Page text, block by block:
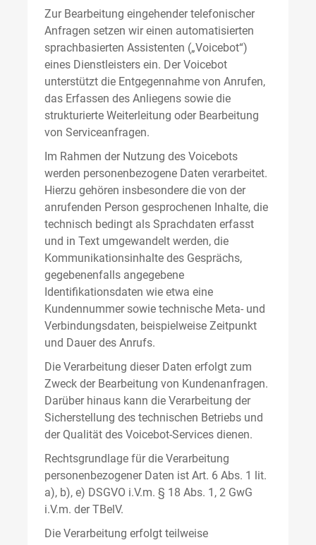
Zur Bearbeitung eingehender telefonischer
Anfragen setzen wir einen automatisierten
sprachbasierten Assistenten („Voicebot“)
eines Dienstleisters ein. Der Voicebot
unterstützt die Entgegennahme von Anrufen,
das Erfassen des Anliegens sowie die
strukturierte Weiterleitung oder Bearbeitung
von Serviceanfragen.
Im Rahmen der Nutzung des Voicebots
werden personenbezogene Daten verarbeitet.
Hierzu gehören insbesondere die von der
anrufenden Person gesprochenen Inhalte, die
technisch bedingt als Sprachdaten erfasst
und in Text umgewandelt werden, die
Kommunikationsinhalte des Gesprächs,
gegebenenfalls angegebene
Identifikationsdaten wie etwa eine
Kundennummer sowie technische Meta- und
Verbindungsdaten, beispielweise Zeitpunkt
und Dauer des Anrufs.
Die Verarbeitung dieser Daten erfolgt zum
Zweck der Bearbeitung von Kundenanfragen.
Darüber hinaus kann die Verarbeitung der
Sicherstellung des technischen Betriebs und
der Qualität des Voicebot-Services dienen.
Rechtsgrundlage für die Verarbeitung
personenbezogener Daten ist Art. 6 Abs. 1 lit.
a), b), e) DSGVO i.V.m. § 18 Abs. 1, 2 GwG
i.V.m. der TBelV.
Die Verarbeitung erfolgt teilweise